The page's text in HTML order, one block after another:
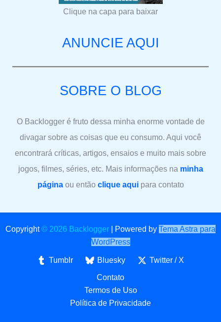
Clique na capa para baixar
ANUNCIE AQUI
SOBRE O BLOG
O Backlogger é fruto dessa minha enorme vontade de
divagar sobre as coisas que eu consumo. Aqui você
encontrará críticas, artigos, ensaios e muito mais sobre
jogos, filmes, séries, etc. Mais informações na minha
páginaou então clique aquipara contato
Copyright© 2026 Backlogger Powered by Tema Astra para
WordPress
Tumblr Bluesky Twitter / X
Contato
Termos de Uso
Política de Privacidade